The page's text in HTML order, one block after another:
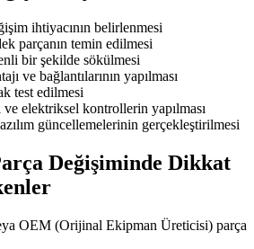
ihtiyacının belirlenmesi
parçanın temin edilmesi
bir şekilde sökülmesi
ve bağlantılarının yapılması
test edilmesi
ve elektriksel kontrollerin yapılması
güncellemelerinin gerçekleştirilmesi
Değişiminde Dikkat
OEM (Orijinal Ekipman Üreticisi) parça